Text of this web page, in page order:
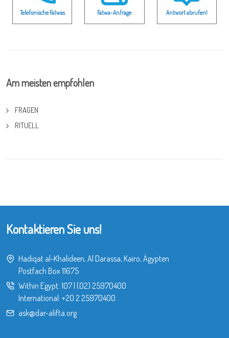
Telefonische Fatwas Fatwa-Anfrage Antwort abrufen!
Am meisten empfohlen
FRAGEN
RITUELL
Kontaktieren Sie uns!
Hadiqat al-Khalideen, Al Darassa, Kairo, Ägypten
Postfach Box 11675
Within Egypt: 107| (02) 25970400
International: +20 2 25970400
ask@dar-alifta.org